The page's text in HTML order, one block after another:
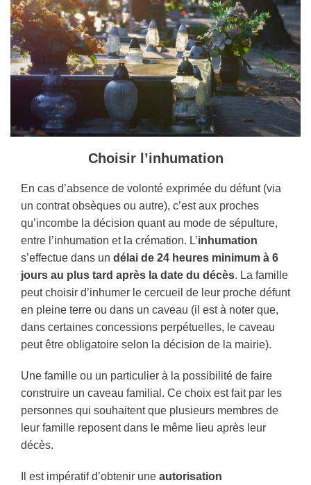
Choisir l’inhumation
En cas d’absence de volonté exprimée du défunt (via
un contrat obsèques ou autre), c’est aux proches
qu’incombe la décision quant au mode de sépulture,
entre l’inhumation et la crémation. L’inhumation
s’effectue dans un délai de 24 heures minimum à 6
jours au plus tard après la date du décès. La famille
peut choisir d’inhumer le cercueil de leur proche défunt
en pleine terre ou dans un caveau (il est à noter que,
dans certaines concessions perpétuelles, le caveau
peut être obligatoire selon la décision de la mairie).
Une famille ou un particulier à la possibilité de faire
construire un caveau familial. Ce choix est fait par les
personnes qui souhaitent que plusieurs membres de
leur famille reposent dans le même lieu après leur
décès.
Il est impératif d’obtenir une autorisation